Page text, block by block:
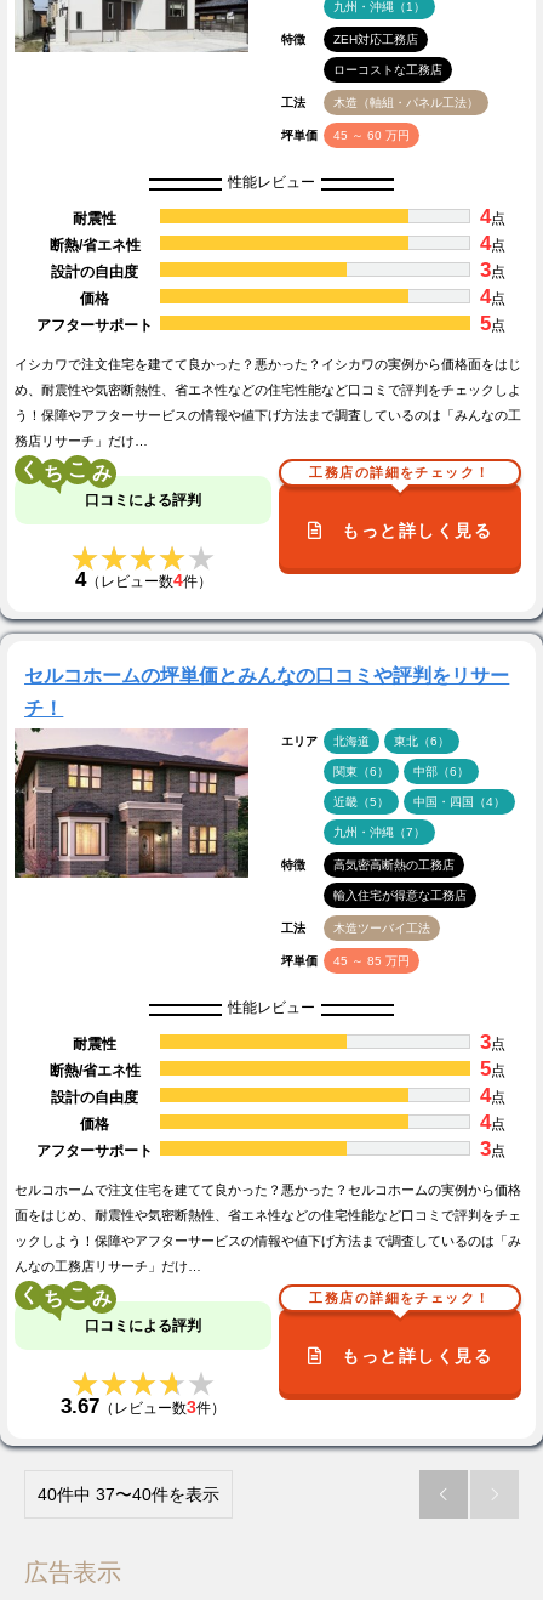
九州・沖縄（1）
特徴 ZEH対応工務店
ローコストな工務店
工法 木造（軸組・パネル工法）
坪単価 45 ～ 60 万円
性能レビュー
耐震性 4点
断熱/省エネ性
4点
設計の自由度
3点
価格
4点
アフターサポート
5点
イシカワで注文住宅を建てて良かった？悪かった？イシカワの実例から価格面をはじ
め、耐震性や気密断熱性、省エネ性などの住宅性能など口コミで評判をチェックしよ
う！保障やアフターサービスの情報や値下げ方法まで調査しているのは「みんなの工
務店リサーチ」だけ…
く こ
口コミによる評判
★★★★★
★★★★★
4（レビュー数4件）
工務店の詳細をチェック！
もっと詳しく見る
セルコホームの坪単価とみんなの口コミや評判をリサー
チ！
エリア 北海道 東北（6）
関東（6） 中部（6）
近畿（5） 中国・四国（4）
九州・沖縄（7）
特徴 高気密高断熱の工務店
輸入住宅が得意な工務店
工法 木造ツーバイ工法
坪単価 45 ～ 85 万円
性能レビュー
耐震性 3点
断熱/省エネ性
5点
設計の自由度
4点
価格
4点
アフターサポート
3点
セルコホームで注文住宅を建てて良かった？悪かった？セルコホームの実例から価格
面をはじめ、耐震性や気密断熱性、省エネ性などの住宅性能など口コミで評判をチェ
ックしよう！保障やアフターサービスの情報や値下げ方法まで調査しているのは「み
んなの工務店リサーチ」だけ…
く こ
口コミによる評判
★★★★★
★★★★★
3.67 （レビュー数3件）
工務店の詳細をチェック！
もっと詳しく見る
40件中 37〜40件を表示  
広告表示